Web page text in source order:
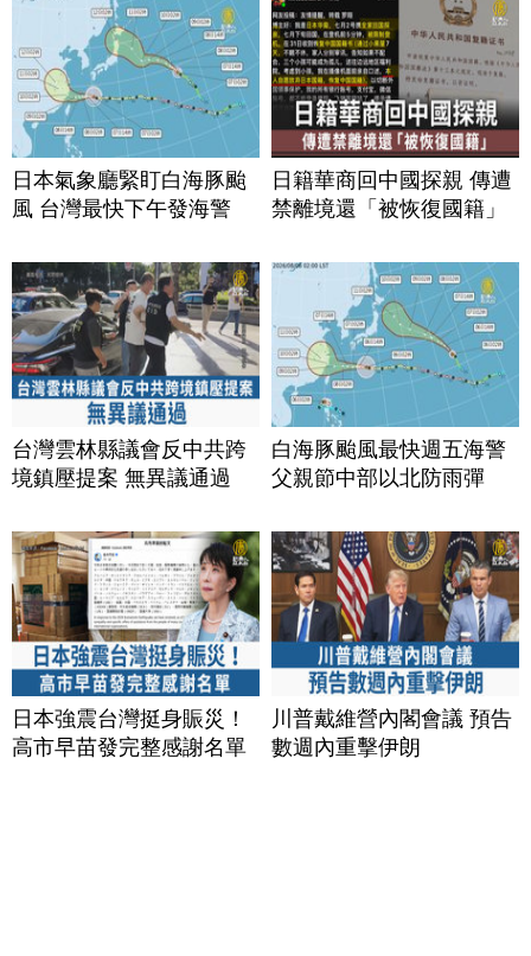
日本氣象廳緊盯白海豚颱
風 台灣最快下午發海警
日籍華商回中國探親 傳遭
禁離境還「被恢復國籍」
台灣雲林縣議會反中共跨
境鎮壓提案 無異議通過
白海豚颱風最快週五海警
父親節中部以北防雨彈
日本強震台灣挺身賑災！
高市早苗發完整感謝名單
川普戴維營內閣會議 預告
數週內重擊伊朗